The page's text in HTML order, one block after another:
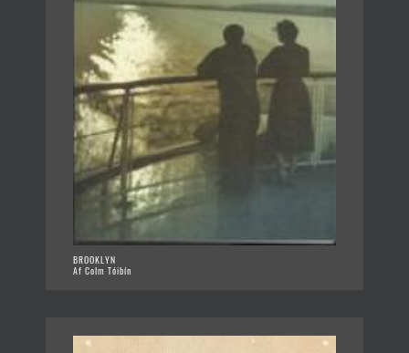
BROOKLYN
Af Colm Tóibín